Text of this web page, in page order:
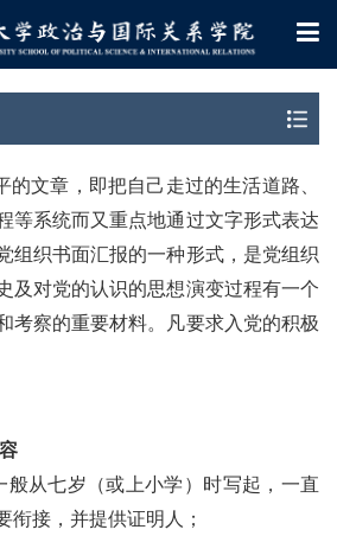
文章，即把自己走过的生活道路、
等系统而又重点地通过文字形式表达
组织书面汇报的一种形式，是党组织
及对党的认识的思想演变过程有一个
考察的重要材料。凡要求入党的积极
般从七岁（或上小学）时写起，一直
衔接，并提供证明人；